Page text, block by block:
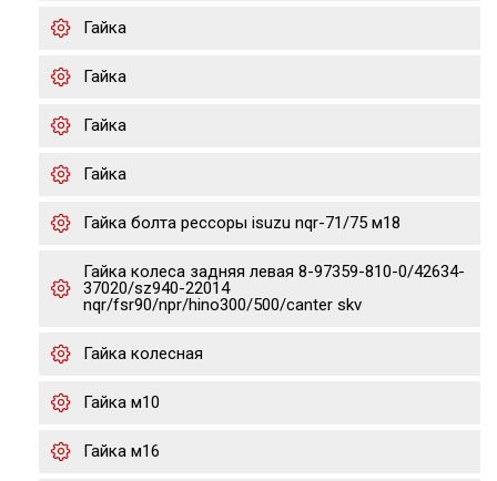
Гайка
Гайка
Гайка
Гайка
Гайка болта рессоры isuzu nqr-71/75 м18
Гайка колеса задняя левая 8-97359-810-0/42634-
37020/sz940-22014
nqr/fsr90/npr/hino300/500/canter skv
Гайка колесная
Гайка м10
Гайка м16